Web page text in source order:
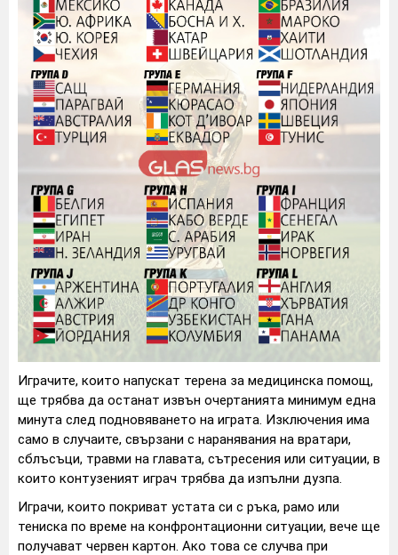
Играчите, които напускат терена за медицинска помощ,
ще трябва да останат извън очертанията минимум една
минута след подновяването на играта. Изключения има
само в случаите, свързани с наранявания на вратари,
сблъсъци, травми на главата, сътресения или ситуации, в
които контузеният играч трябва да изпълни дузпа.
Играчи, които покриват устата си с ръка, рамо или
тениска по време на конфронтационни ситуации, вече ще
получават червен картон. Ако това се случва при